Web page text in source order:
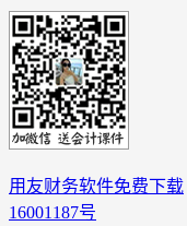
用友财务软件免费下载
16001187号